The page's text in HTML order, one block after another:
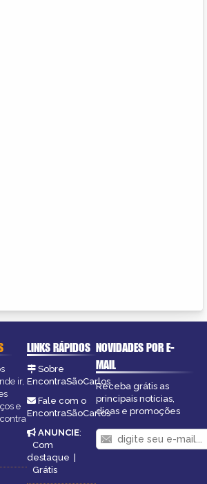
ir,
e
LINKS RÁPIDOS
Sobre
EncontraSãoCarlos
Fale com o
EncontraSãoCarlos
ANUNCIE:
Com
destaque
Grátis
NOVIDADES POR E-
MAIL
Receba grátis as
principais notícias,
dicas e promoções